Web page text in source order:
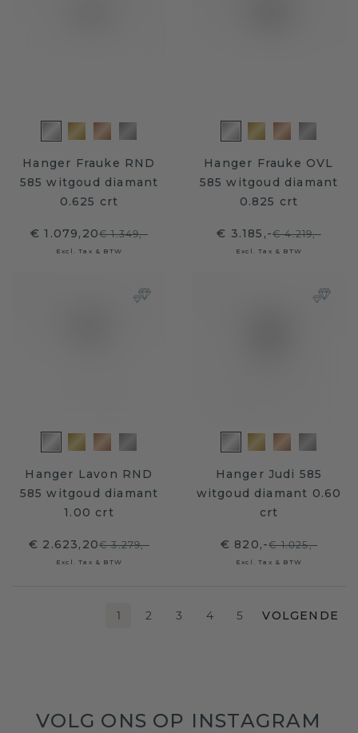
Hanger Frauke RND
585 witgoud diamant
0.625 crt
€ 1.079,20€ 1.349,-
Excl. Tax & BTW
Hanger Frauke OVL
585 witgoud diamant
0.825 crt
€ 3.185,-€ 4.219,-
Excl. Tax & BTW
Hanger Lavon RND
585 witgoud diamant
1.00 crt
€ 2.623,20€ 3.279,-
Excl. Tax & BTW
Hanger Judi 585
witgoud diamant 0.60
crt
€ 820,-€ 1.025,-
Excl. Tax & BTW
1 2 3 4 5 VOLGENDE
VOLG ONS OP INSTAGRAM